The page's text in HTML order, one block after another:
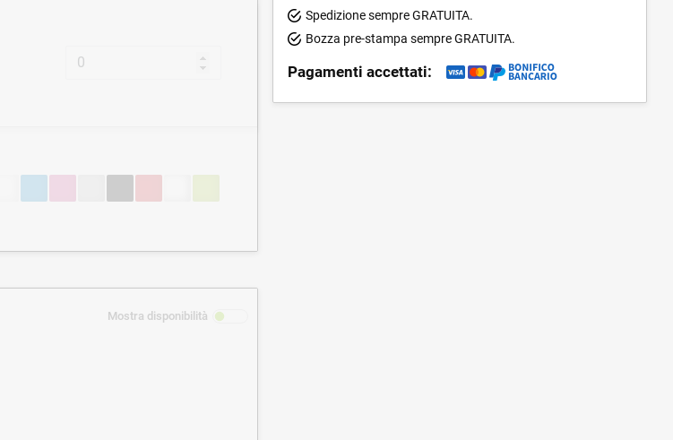
Mostra disponibilità
Spedizione sempre GRATUITA.
Bozza pre-stampa sempre GRATUITA.
Pagamenti accettati: